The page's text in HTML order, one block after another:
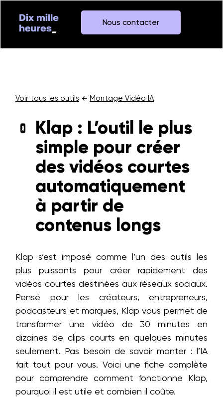
Nous contacter
Voir tous les outils ← Montage Vidéo IA
Klap : L’outil le plus
simple pour créer
des vidéos courtes
automatiquement
à partir de
contenus longs
Klap s’est imposé comme l’un des outils les
plus puissants pour créer rapidement des
vidéos courtes destinées aux réseaux sociaux.
Pensé pour les créateurs, entrepreneurs,
podcasteurs et marques, Klap vous permet de
transformer une vidéo de 30 minutes en
dizaines de clips courts en quelques minutes
seulement. Pas besoin de savoir monter : l’IA
fait tout pour vous. Voici une fiche complète
pour comprendre comment fonctionne Klap,
pourquoi il est utile et combien il coûte.